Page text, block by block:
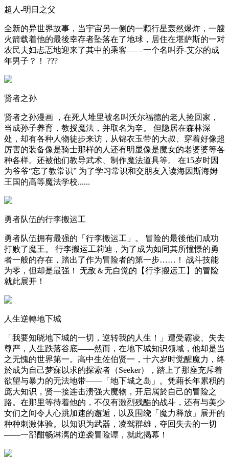
超人-明日之父
全新的异世界故事，当宇宙另一侧的一颗行星轰然爆炸，一艘
火箭载着他的最後幸存者坠落在了地球，居住在堪萨斯的一对
农民夫妇忐忑地迎来了其中的乘客——一个名叫乔-艾尔的成
年男子？！ ???
贤者之孙
贤者之孙漫画 ，在死人堆里被名叫沃尔福德的老人捡回家，
当成孙子养育，教授魔法，并取名为辛。 但隐居在森林深
处，却有各种人物徒步来访，从锦衣玉带的大叔、穿着好像超
厉害的装备像是骑士那样的人还有明显像是魔女的老婆婆等各
种各样。还被他们教导武术、制作魔法道具等。 在15岁时因
为爷爷“忘了教常识” 为了学习常识和交朋友入读海因斯海姆
王国的高等魔法学校......
勇者队伍的行李搬运工
勇者队伍拥有最强的「行李搬运工」。 冒险的最後他们成功
打败了魔王。 行李搬运工莉迪，为了成为如同其所憧憬的勇
者一般的存在，踏出了作为冒险者的第一步……！ 战斗技能
为零，但却是最强！ 无敌＆无自觉的【行李搬运工】的冒险
就此展开！
人生逆轉地下城
「我要知晓地下城的一切，逆转我的人生！」遭受霸凌、失去
尊严，人生跌落谷底——然而，在地下城知识领域，他却是当
之无愧的世界第一。高中生佐伯贤一，十六岁时觉醒魔力，终
於成为自己梦寐以求的探索者（Seeker），踏上了那座充斥着
欲望与暴力的无法地带——「地下城之岛」。凭藉长年累积的
庞大知识，贤一接连击溃强大魔物，开启属於自己的冒险之
路。在那里等待着他的，不仅有激烈残酷的战斗，还有与美少
女们之间令人心跳加速的邂逅，以及围绕「魔力释放」展开的
种种刺激体验。以知识为武器，凌驾群雄，夺回失去的一切
——一部酣畅淋漓的逆袭冒险谭，就此揭幕！